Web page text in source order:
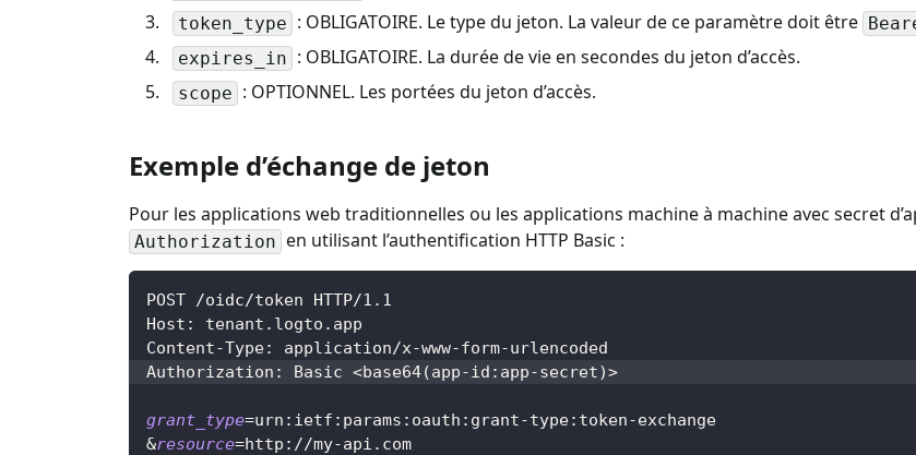
token_type : OBLIGATOIRE. Le type du jeton. La valeur de ce paramètre doit être
expires_in : OBLIGATOIRE. La durée de vie en secondes du jeton d’accès.
scope : OPTIONNEL. Les portées du jeton d’accès.
Exemple d’échange de jeton
Pour les applications web traditionnelles ou les applications machine à machine avec secret
Authorization en utilisant l’authentification HTTP Basic :
POST /oidc/token HTTP/1.1
Host: tenant.logto.app
Content-Type: application/x-www-form-urlencoded
Authorization: Basic <base64(app-id:app-secret)>
grant_type=urn:ietf:params:oauth:grant-type:token-exchange
&resource=http://my-api.com